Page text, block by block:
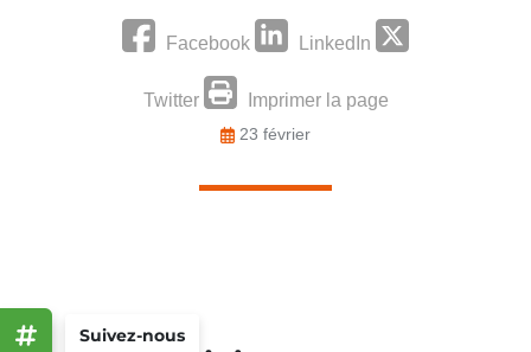
Suivez-nous
Facebook LinkedIn
Twitter Imprimer la page
23 février